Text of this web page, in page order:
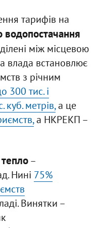
тарифів на
водопостачання
між місцевою
влада встановлює
з річним
300 тис. і
куб. метрів,а це
а НКРЕКП –
–
Нині 75%
Винятки –